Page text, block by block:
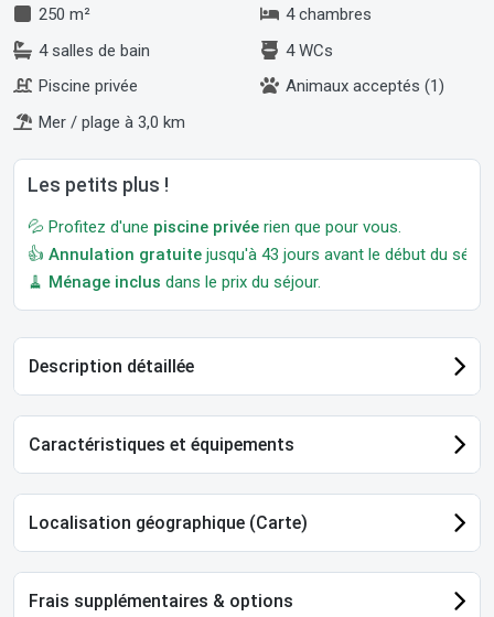
250 m²
4 chambres
4 salles de bain
4 WCs
Piscine privée
Animaux acceptés (1)
Mer / plage à 3,0 km
Les petits plus !
💦 Profitez d'une piscine privée rien que pour vous.
👍 Annulation gratuite jusqu'à 43 jours avant le début du
🧹 Ménage inclus dans le prix du séjour.
Description détaillée
Caractéristiques et équipements
Localisation géographique (Carte)
Frais supplémentaires & options